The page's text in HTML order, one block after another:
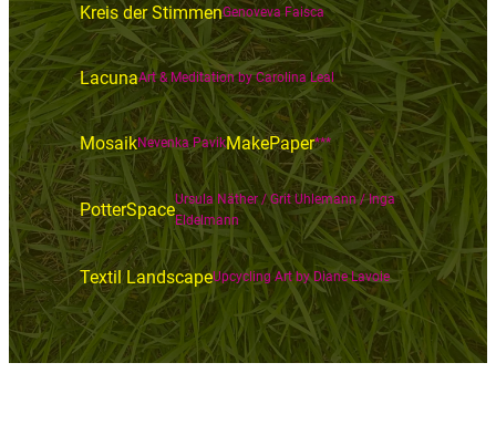
Kreis der StimmenGenoveva Faisca
LacunaArt & Meditation by Carolina Leal
MosaikNevenka PavikMakePaper***
PotterSpace
Ursula Näther / Grit Uhlemann / Inga
Eldelmann
Textil LandscapeUpcycling Art by Diane Lavoie